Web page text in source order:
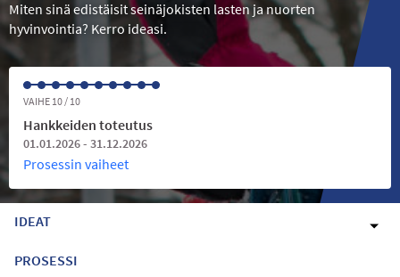
Miten sinä edistäisit seinäjokisten lasten ja nuorten
hyvinvointia? Kerro ideasi.
VAIHE 10 / 10
Hankkeiden toteutus
01.01.2026 - 31.12.2026
Prosessin vaiheet
IDEAT
PROSESSI